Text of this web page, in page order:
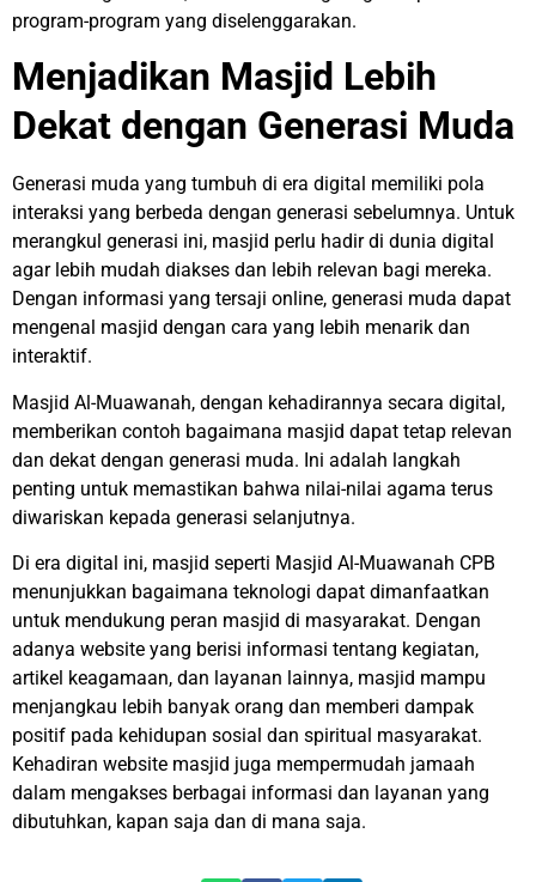
program-program yang diselenggarakan.
Menjadikan Masjid Lebih
Dekat dengan Generasi Muda
Generasi muda yang tumbuh di era digital memiliki pola
interaksi yang berbeda dengan generasi sebelumnya. Untuk
merangkul generasi ini, masjid perlu hadir di dunia digital
agar lebih mudah diakses dan lebih relevan bagi mereka.
Dengan informasi yang tersaji online, generasi muda dapat
mengenal masjid dengan cara yang lebih menarik dan
interaktif.
Masjid Al-Muawanah, dengan kehadirannya secara digital,
memberikan contoh bagaimana masjid dapat tetap relevan
dan dekat dengan generasi muda. Ini adalah langkah
penting untuk memastikan bahwa nilai-nilai agama terus
diwariskan kepada generasi selanjutnya.
Di era digital ini, masjid seperti Masjid Al-Muawanah CPB
menunjukkan bagaimana teknologi dapat dimanfaatkan
untuk mendukung peran masjid di masyarakat. Dengan
adanya website yang berisi informasi tentang kegiatan,
artikel keagamaan, dan layanan lainnya, masjid mampu
menjangkau lebih banyak orang dan memberi dampak
positif pada kehidupan sosial dan spiritual masyarakat.
Kehadiran website masjid juga mempermudah jamaah
dalam mengakses berbagai informasi dan layanan yang
dibutuhkan, kapan saja dan di mana saja.